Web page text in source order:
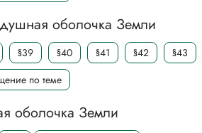
оболочка Земли
§39 §40 §41 §42
§43
по теме
оболочка Земли